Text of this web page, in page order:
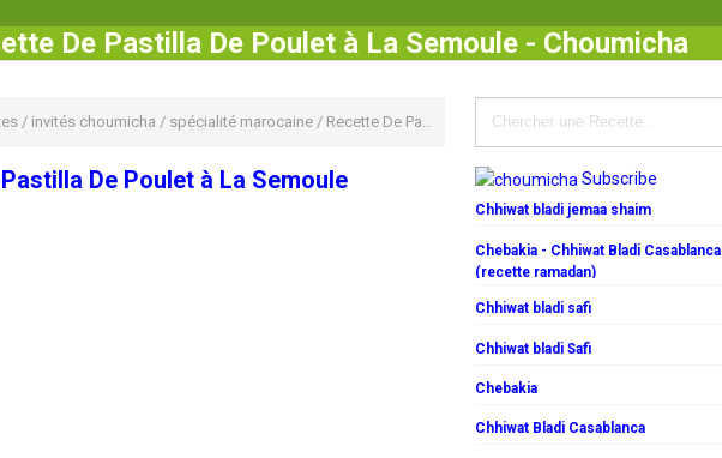
De Pastilla De Poulet à La Semoule - Choumicha
/ invités choumicha / spécialité marocaine / Recette De Pastilla De Poulet à La Semoule
De Poulet à La Semoule Subscribe
Chhiwat bladi jemaa shaim
Chebakia - Chhiwat Bladi Casablanca
(recette ramadan)
Chhiwat bladi safi
Chhiwat bladi Safi
Chebakia
Chhiwat Bladi Casablanca